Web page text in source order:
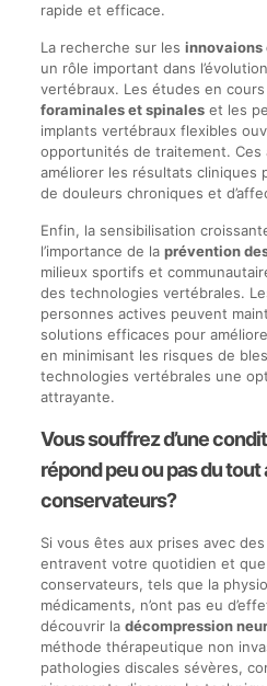
rapide et efficace.
La recherche sur les innovaions
un rôle important dans
vertébraux. Les études en
foraminales et spinaleset les
implants vertébraux flexibles
opportunités de traitement. Ces
améliorer les résultats cliniques
de douleurs chroniques et
Enfin, la sensibilisation
l’importance de la prévention
milieux sportifs et
des technologies vertébrales.
personnes actives peuvent
solutions efficaces pour
en minimisant les risques de
technologies vertébrales une
attrayante.
Vous souffrez d’une
répond peu ou pas du
conservateurs?
Si vous êtes aux prises avec
entravent votre quotidien et
conservateurs, tels que la
médicaments, n’ont pas eu
découvrir la décompression
méthode thérapeutique non
pathologies discales sévères,